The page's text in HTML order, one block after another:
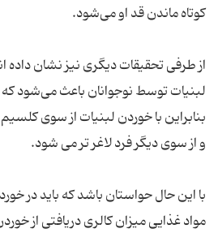
کوتاه ماندن قد او می‌شود.
از طرفی تحقیقات دیگری نیز نشان داده
لبنیات توسط نوجوانان باعث می‌شود
بنابراین با خوردن لبنیات از سوی
و از سوی دیگر فرد لاغر تر می شود.
با این حال حواستان باشد که باید در
مواد غذایی میزان کالری دریافتی از